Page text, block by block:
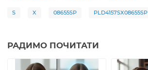
S X 08655SP PLD4157SX08655SP
РАДИМО ПОЧИТАТИ